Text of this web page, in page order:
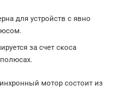
для устройств с явно
за счет скоса
мотор состоит из